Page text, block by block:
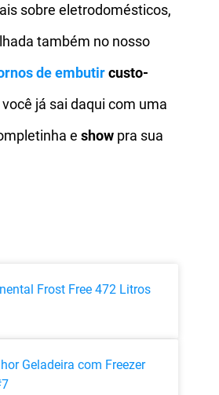
sobre eletrodomésticos,
também no nosso
de embutircusto-
já sai daqui com uma
e show pra sua
Frost Free 472 Litros
Geladeira com Freezer